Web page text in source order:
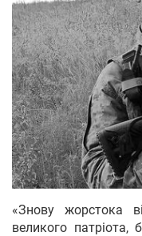
«Знову жорстока
великого